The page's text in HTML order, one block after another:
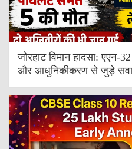
जोरहाट विमान हादसा: एएन-
और आधुनिकीकरण से जुड़े